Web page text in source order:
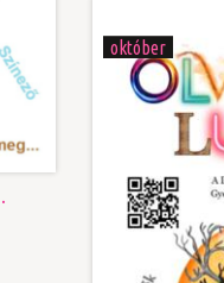
október